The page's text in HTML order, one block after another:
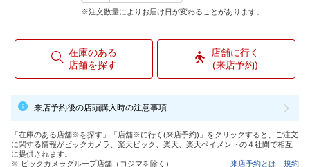
※注文数量によりお届け日が変わることがあります。
在庫のある
店舗を探す
店舗に行く
(来店予約)
来店予約後の店頭購入時の注意事項
「在庫のある店舗※を探す」「店舗※に行く(来店予約)」をクリックすると、ご注文
に関する情報がビックカメラ、楽天ビック、楽天、楽天ペイメントの４社間で相互
に提供されます。
※ ビックカメラグループ店舗（コジマを除く）
来店予約とは ｜ 規約